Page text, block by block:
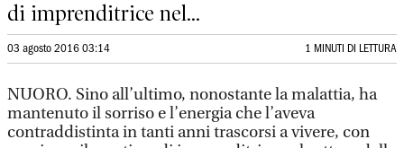
di imprenditrice nel...
03 agosto 2016 03:14 1 MINUTI DI LETTURA
NUORO. Sino all’ultimo, nonostante la malattia, ha
mantenuto il sorriso e l’energia che l’aveva
contraddistinta in tanti anni trascorsi a vivere, con